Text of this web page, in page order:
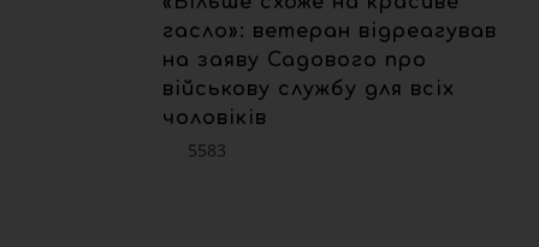
гасло»: ветеран відреагував
на заяву Садового про
військову службу для всіх
чоловіків
5583